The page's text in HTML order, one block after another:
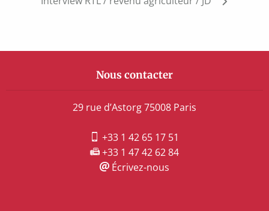
Nous contacter
29 rue d’Astorg 75008 Paris
+33 1 42 65 17 51
+33 1 47 42 62 84
Écrivez-nous